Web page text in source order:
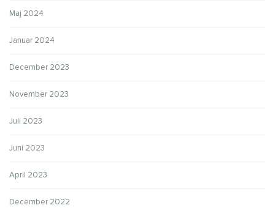
Maj 2024
Januar 2024
December 2023
November 2023
Juli 2023
Juni 2023
April 2023
December 2022